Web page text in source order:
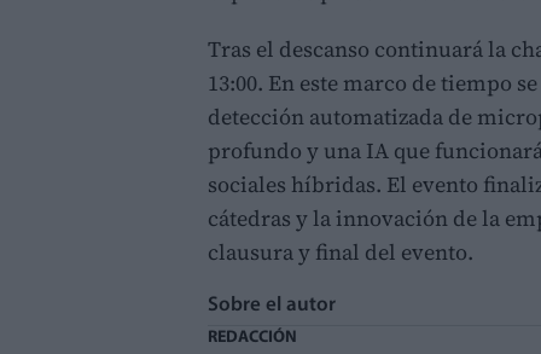
Tras el descanso continuará la
13:00. En este marco de tiempo
detección automatizada de
profundo y una IA que
sociales híbridas. El evento
cátedras y la innovación de la
clausura y final del evento.
Sobre el autor
REDACCIÓN